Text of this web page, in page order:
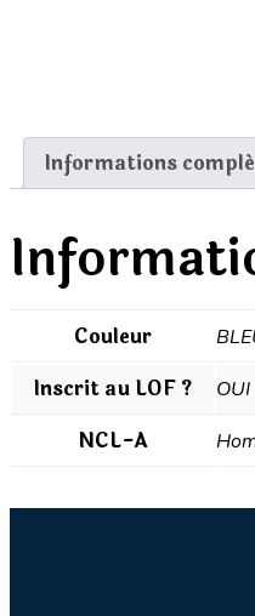
Informations
Couleur
Inscrit au LOF ? OUI
NCL-A